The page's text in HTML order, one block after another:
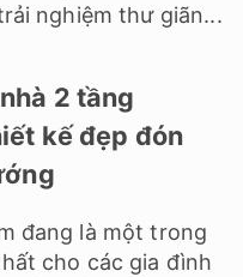
nghiệm thư giãn...
2 tầng
kế đẹp đón
đang là một trong
cho các gia đình